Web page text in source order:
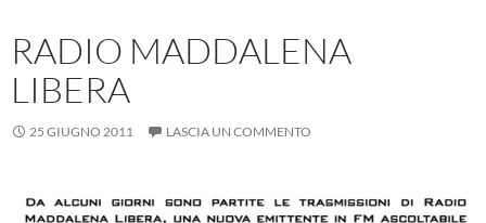
RADIO MADDALENA
LIBERA
25 GIUGNO 2011 LASCIA UN COMMENTO